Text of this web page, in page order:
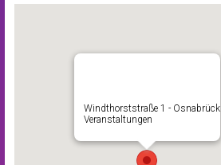
Windthorststraße 1 - Osnabrück
Veranstaltungen